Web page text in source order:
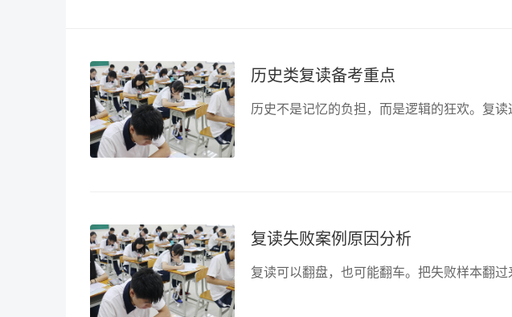
历史类复读备考重点
复读失败案例原因分析